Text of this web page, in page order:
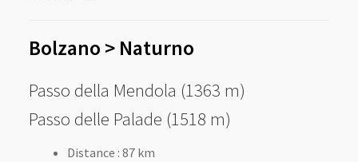
Bolzano > Naturno
Passo della Mendola (1363 m)
Passo delle Palade (1518 m)
Distance : 87 km